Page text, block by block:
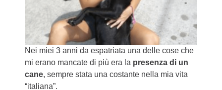
Nei miei 3 anni da espatriata una delle cose che
mi erano mancate di più era la presenza di un
cane, sempre stata una costante nella mia vita
“italiana”.